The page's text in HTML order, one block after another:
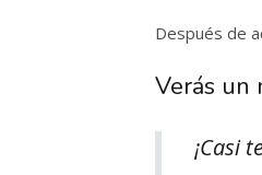
Después de
Verás un
¡Casi